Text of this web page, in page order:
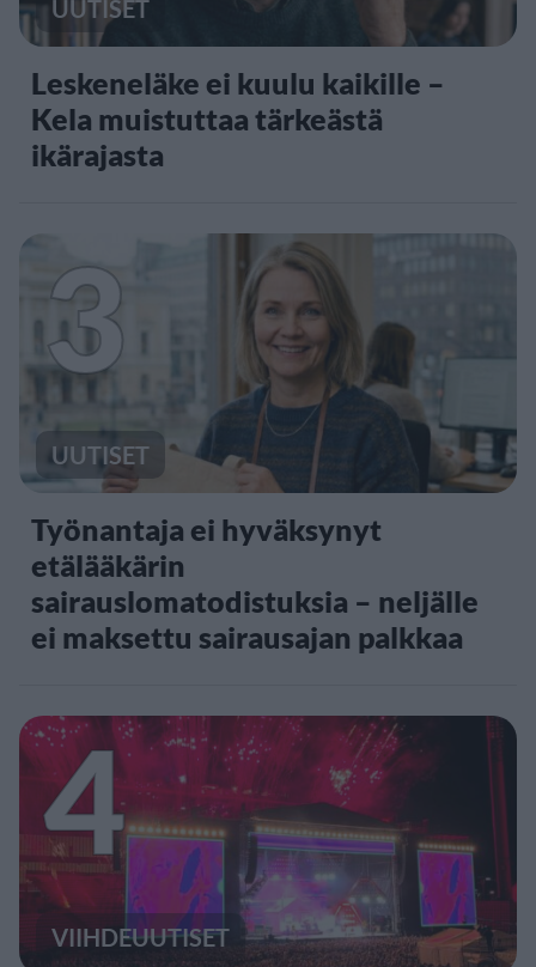
UUTISET
Leskeneläke ei kuulu kaikille –
Kela muistuttaa tärkeästä
ikärajasta
3
UUTISET
Työnantaja ei hyväksynyt
etälääkärin
sairauslomatodistuksia – neljälle
ei maksettu sairausajan palkkaa
4
VIIHDEUUTISET